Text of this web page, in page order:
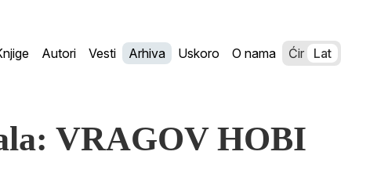
Autori Vesti Arhiva Uskoro O nama Ćir Lat
VRAGOV HOBI